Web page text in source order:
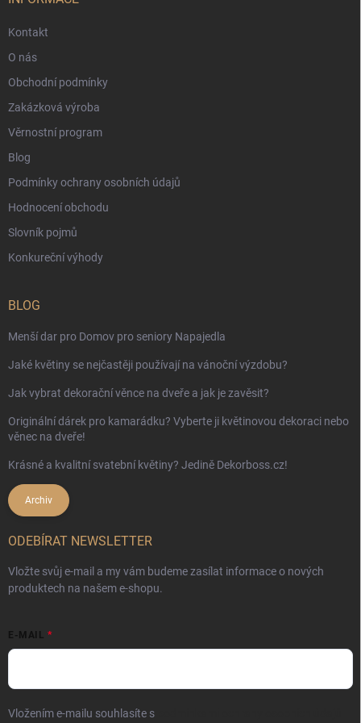
Kontakt
O nás
Obchodní podmínky
Zakázková výroba
Věrnostní program
Blog
Podmínky ochrany osobních údajů
Hodnocení obchodu
Slovník pojmů
Konkureční výhody
BLOG
Menší dar pro Domov pro seniory Napajedla
Jaké květiny se nejčastěji používají na vánoční výzdobu?
Jak vybrat dekorační věnce na dveře a jak je zavěsit?
Originální dárek pro kamarádku? Vyberte ji květinovou dekoraci nebo
věnec na dveře!
Krásné a kvalitní svatební květiny? Jedině Dekorboss.cz!
Archiv
ODEBÍRAT NEWSLETTER
Vložte svůj e-mail a my vám budeme zasílat informace o nových
produktech na našem e-shopu.
E-MAIL
Vložením e-mailu souhlasíte s